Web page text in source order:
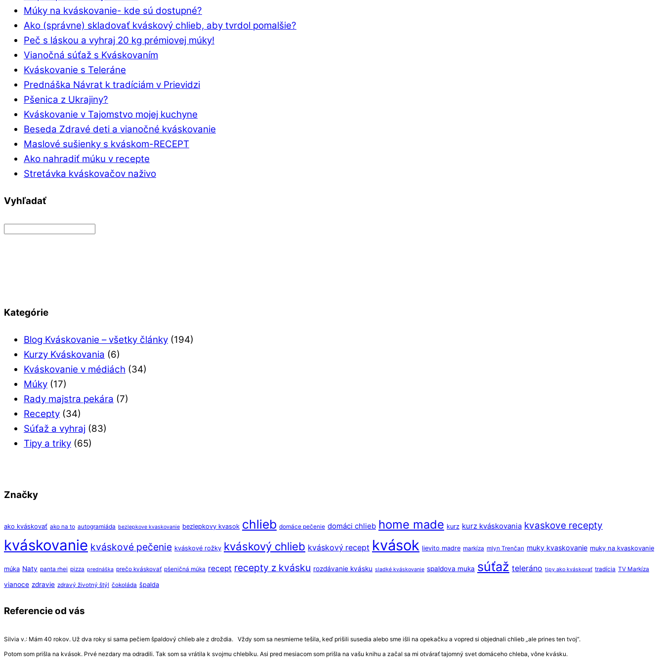
Múky na kváskovanie- kde sú dostupné?
Ako (správne) skladovať kváskový chlieb, aby tvrdol pomalšie?
Peč s láskou a vyhraj 20 kg prémiovej múky!
Vianočná súťaž s Kváskovaním
Kváskovanie s Teleráne
Prednáška Návrat k tradíciám v Prievidzi
Pšenica z Ukrajiny?
Kváskovanie v Tajomstvo mojej kuchyne
Beseda Zdravé deti a vianočné kváskovanie
Maslové sušienky s kváskom-RECEPT
Ako nahradiť múku v recepte
Stretávka kváskovačov naživo
Vyhľadať
Kategórie
Blog Kváskovanie – všetky články (194)
Kurzy Kváskovania (6)
Kváskovanie v médiách (34)
Múky (17)
Rady majstra pekára (7)
Recepty (34)
Súťaž a vyhraj (83)
Tipy a triky (65)
Značky
ako kváskovať ako na to autogramiáda bezlepkove kvaskovanie bezlepkovy kvasok chlieb domáce pečenie domáci chlieb home made kurz kurz kváskovania kvaskove recepty
kváskovanie kváskové pečenie kváskové rožky kváskový chlieb kváskový recept kvások lievito madre markíza mlyn Trenčan muky kvaskovanie muky na kvaskovanie
múka Naty panta rhei pizza prednáška prečo kváskovať pšeničná múka recept recepty z kvásku rozdávanie kvásku sladké kváskovanie spaldova muka súťaž teleráno tipy ako kváskovať tradícia TV Markíza
vianoce zdravie zdravý životný štýl čokoláda špalda
Referencie od vás
Silvia v.: Mám 40 rokov. Už dva roky si sama pečiem špaldový chlieb ale z droždia. Vždy som sa nesmierne tešila, keď prišili susedia alebo sme išli na opekačku a vopred si objednali chlieb „ale prines ten tvoj“.
Potom som prišla na kvások. Prvé nezdary ma odradili. Tak som sa vrátila k svojmu chlebíku. Asi pred mesiacom som prišla na vašu knihu a začal sa mi otvárať tajomný svet domáceho chleba, vône kvásku.